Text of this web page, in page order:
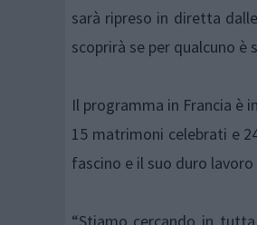
sarà ripreso in diretta
scoprirà se per qualcuno è
Il programma in Francia è
15 matrimoni celebrati e
fascino e il suo duro